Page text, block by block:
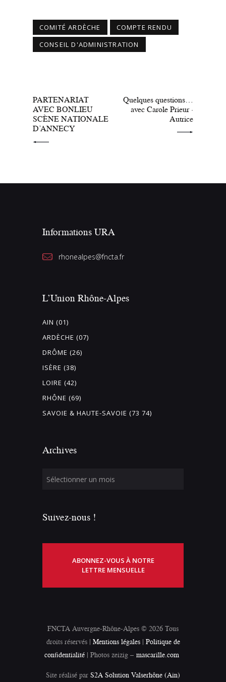
COMITÉ ARDÈCHE
COMPTE RENDU
CONSEIL D'ADMINISTRATION
PARTENARIAT
AVEC BONLIEU
SCÈNE NATIONALE
D’ANNECY
Quelques questions…
avec Carole Prieur ·
Autrice
Informations URA
rhonealpes@fncta.fr
L’Union Rhône-Alpes
AIN (01)
ARDÈCHE (07)
DRÔME (26)
ISÈRE (38)
LOIRE (42)
RHÔNE (69)
SAVOIE & HAUTE-SAVOIE (73 74)
Archives
Suivez-nous !
ABONNEZ-VOUS À NOTRE
LETTRE MENSUELLE
FNCTA Auvergne-Rhône-Alpes © 2026 Tous
droits réservés | Mentions légales| Politique de
confidentialité | Photos zeizig – mascarille.com
Site réalisé par S2A Solution Valserhône (Ain)